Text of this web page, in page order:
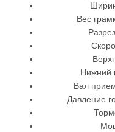
Вес
Нижний
Вал
Давление